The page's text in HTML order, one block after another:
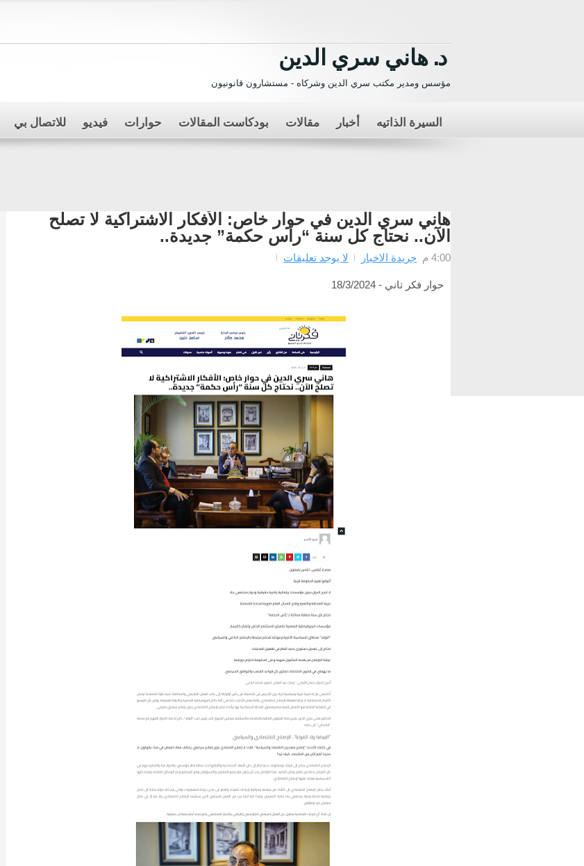
د. هاني سري الدين
مؤسس ومدير مكتب سري الدين وشركاه - مستشارون قانونيون
السيرة الذاتيه أخبار مقالات بودكاست المقالات حوارات فيديو للاتصال بي
هاني سري الدين في حوار خاص: الأفكار الاشتراكية لا تصلح
الآن.. نحتاج كل سنة “رأس حكمة” جديدة..
4:00 م جريدة الاخبار لا يوجد تعليقات
حوار فكر تاني - 18/3/2024